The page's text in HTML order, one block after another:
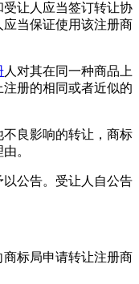
让人应当签订转让协
当保证使用该注册商
人对其在同一种商品上
册的相同或者近似的
良影响的转让，商标
。
公告。受让人自公告
标局申请转让注册商